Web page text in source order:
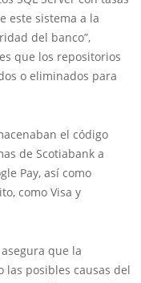
este sistema a la
del banco”,
que los repositorios
o eliminados para
el código
de Scotiabank a
Pay, así como
como Visa y
que la
las posibles causas del